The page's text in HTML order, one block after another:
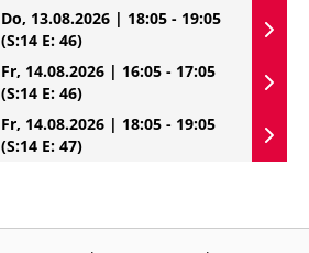
Do, 13.08.2026 | 18:05 - 19:05
(S:14 E: 46)
Fr, 14.08.2026 | 16:05 - 17:05
(S:14 E: 46)
Fr, 14.08.2026 | 18:05 - 19:05
(S:14 E: 47)